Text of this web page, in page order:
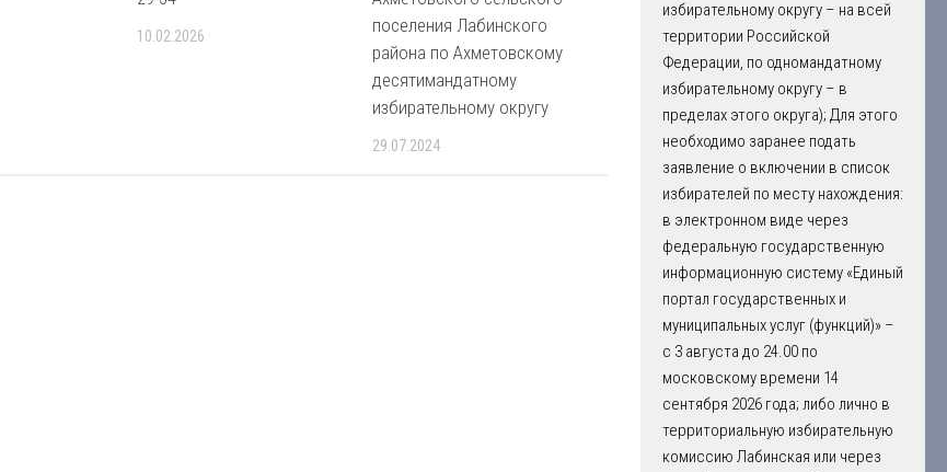
10.02.2026
поселения Лабинского
района по Ахметовскому
десятимандатному
избирательному округу
29.07.2024
избирательному округу – на всей
территории Российской
Федерации, по одномандатному
избирательному округу – в
пределах этого округа); Для этого
необходимо заранее подать
заявление о включении в список
избирателей по месту нахождения:
в электронном виде через
федеральную государственную
информационную систему «Единый
портал государственных и
муниципальных услуг (функций)» –
с 3 августа до 24.00 по
московскому времени 14
сентября 2026 года; либо лично в
территориальную избирательную
комиссию Лабинская или через